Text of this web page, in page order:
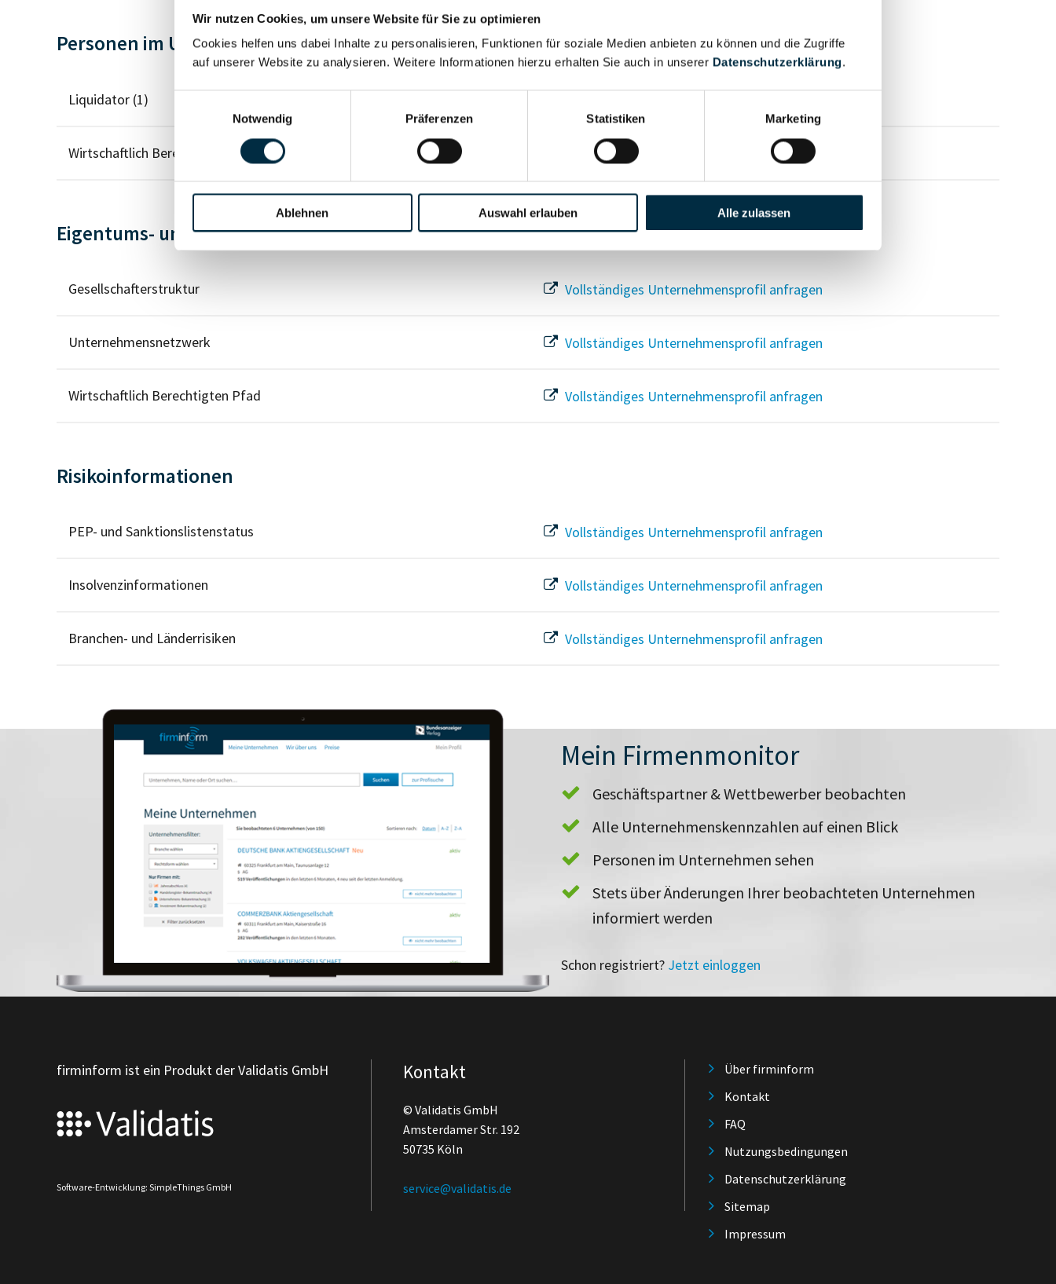
Wir nutzen Cookies, um unsere Website für Sie zu optimieren
Cookies helfen uns dabei Inhalte zu personalisieren, Funktionen für soziale Medien anbieten zu können und die Zugriffe
auf unserer Website zu analysieren. Weitere Informationen hierzu erhalten Sie auch in unserer Datenschutzerklärung.
Notwendig
Präferenzen Statistiken Marketing
Ablehnen Auswahl erlauben Alle zulassen
Personen im Unternehmen
Liquidator (1)
Wirtschaftlich Berechtigter Vollständiges Unternehmensprofil anfragen
Eigentums- und Kontrollstruktur
Gesellschafterstruktur Vollständiges Unternehmensprofil anfragen
Unternehmensnetzwerk Vollständiges Unternehmensprofil anfragen
Wirtschaftlich Berechtigten Pfad Vollständiges Unternehmensprofil anfragen
Risikoinformationen
PEP- und Sanktionslistenstatus Vollständiges Unternehmensprofil anfragen
Insolvenzinformationen Vollständiges Unternehmensprofil anfragen
Branchen- und Länderrisiken Vollständiges Unternehmensprofil anfragen
Mein Firmenmonitor
Geschäftspartner & Wettbewerber beobachten
Alle Unternehmenskennzahlen auf einen Blick
Personen im Unternehmen sehen
Stets über Änderungen Ihrer beobachteten Unternehmen
informiert werden
Schon registriert? Jetzt einloggen
firminform ist ein Produkt der Validatis GmbH
Software-Entwicklung: SimpleThings GmbH
Kontakt
© Validatis GmbH
Amsterdamer Str. 192
50735 Köln
service@validatis.de
Über firminform
Kontakt
FAQ
Nutzungsbedingungen
Datenschutzerklärung
Sitemap
Impressum